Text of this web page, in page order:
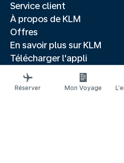
Service client
À propos de KLM
Offres
En savoir plus sur KLM
Télécharger l'appli
Sites Web associés
Guides de voyage
Réserver Mon Voyage